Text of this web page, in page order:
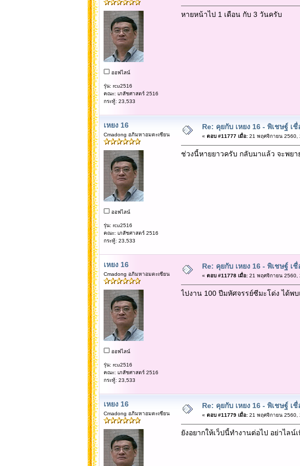
ออฟไลน์
รุ่น: rcu2516
คณะ: เภสัชศาสตร์ 2516
กระทู้: 23,533
หายหน้าไป 1 เดือน กับ 3 วันครับ
เหยง 16
Cmadong อภิมหาอมตะเซียน
ออฟไลน์
รุ่น: rcu2516
คณะ: เภสัชศาสตร์ 2516
กระทู้: 23,533
Re: คุยกับ เหยง 16 - พิเชษฐ์ เ
« ตอบ #11777 เมื่อ:21 พฤศจิกายน 2560,
ช่วงนี้หายยาวครับ กลับมาแล้ว จะพย
เหยง 16
Cmadong อภิมหาอมตะเซียน
ออฟไลน์
รุ่น: rcu2516
คณะ: เภสัชศาสตร์ 2516
กระทู้: 23,533
Re: คุยกับ เหยง 16 - พิเชษฐ์ เ
« ตอบ #11778 เมื่อ:21 พฤศจิกายน 2560,
ไปงาน 100 ปีมหัศจรรย์ซีมะโด่ง ได้พ
เหยง 16
Cmadong อภิมหาอมตะเซียน
Re: คุยกับ เหยง 16 - พิเชษฐ์ เ
« ตอบ #11779 เมื่อ:21 พฤศจิกายน 2560,
ยังอยากให้เว็ปนี้ทำงานต่อไป อย่าไลน์